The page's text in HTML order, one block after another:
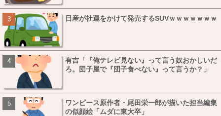
日産が社運をかけて発売するSUVｗｗｗｗｗｗｗ
有吉「『俺テレビ見ない』って言う奴おかしいだ
ろ。団子屋で『団子食べない』って言うか？」
ワンピース原作者・尾田栄一郎が描いた担当編集
の似顔絵「ムダに東大卒」